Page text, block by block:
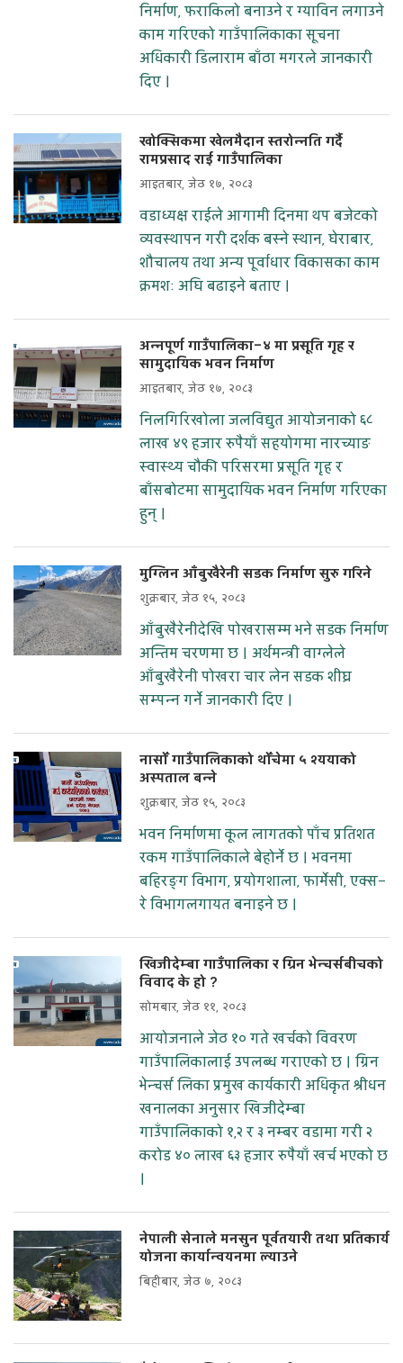
निर्माण, फराकिलो बनाउने र ग्याविन लगाउने
काम गरिएको गाउँपालिकाका सूचना
अधिकारी डिलाराम बाँठा मगरले जानकारी
दिए ।
खोक्सिकमा खेलमैदान स्तरोन्नति गर्दै
रामप्रसाद राई गाउँपालिका
आइतबार, जेठ १७, २०८३
वडाध्यक्ष राईले आगामी दिनमा थप बजेटको
व्यवस्थापन गरी दर्शक बस्ने स्थान, घेराबार,
शौचालय तथा अन्य पूर्वाधार विकासका काम
क्रमशः अघि बढाइने बताए ।
अन्नपूर्ण गाउँपालिका–४ मा प्रसूति गृह र
सामुदायिक भवन निर्माण
आइतबार, जेठ १७, २०८३
निलगिरिखोला जलविद्युत आयोजनाको ६८
लाख ४९ हजार रुपैयाँ सहयोगमा नारच्याङ
स्वास्थ्य चौकी परिसरमा प्रसूति गृह र
बाँसबोटमा सामुदायिक भवन निर्माण गरिएका
हुन् ।
मुग्लिन आँबुखैरेनी सडक निर्माण सुरु गरिने
शुक्रबार, जेठ १५, २०८३
आँबुखैरेनीदेखि पोखरासम्म भने सडक निर्माण
अन्तिम चरणमा छ । अर्थमन्त्री वाग्लेले
आँबुखैरेनी पोखरा चार लेन सडक शीघ्र
सम्पन्न गर्ने जानकारी दिए ।
नासोँ गाउँपालिकाको थोँचेमा ५ श्ययाको
अस्पताल बन्ने
शुक्रबार, जेठ १५, २०८३
भवन निर्माणमा कूल लागतको पाँच प्रतिशत
रकम गाउँपालिकाले बेहोर्ने छ । भवनमा
बहिरङ्ग विभाग, प्रयोगशाला, फार्मेसी, एक्स–
रे विभागलगायत बनाइने छ ।
खिजीदेम्बा गाउँपालिका र ग्रिन भेन्चर्सबीचको
विवाद के हो ?
सोमबार, जेठ ११, २०८३
आयोजनाले जेठ १० गते खर्चको विवरण
गाउँपालिकालाई उपलब्ध गराएको छ । ग्रिन
भेन्चर्स लिका प्रमुख कार्यकारी अधिकृत श्रीधन
खनालका अनुसार खिजीदेम्बा
गाउँपालिकाको १,२ र ३ नम्बर वडामा गरी २
करोड ४० लाख ६३ हजार रुपैयाँ खर्च भएको छ
।
नेपाली सेनाले मनसुन पूर्वतयारी तथा प्रतिकार्य
योजना कार्यान्वयनमा ल्याउने
बिहीबार, जेठ ७, २०८३